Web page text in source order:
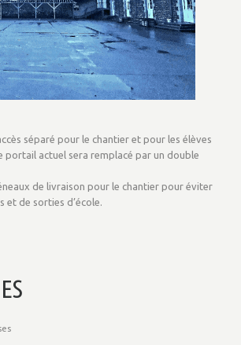
séparé pour le chantier et pour les élèves
portail actuel sera remplacé par un double
de livraison pour le chantier pour éviter
et de sorties d’école.